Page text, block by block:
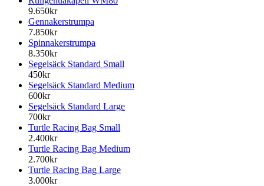
9.650kr
Gennakerstrumpa
7.850kr
Spinnakerstrumpa
8.350kr
Segelsäck Standard Small
450kr
Segelsäck Standard Medium
600kr
Segelsäck Standard Large
700kr
Turtle Racing Bag Small
2.400kr
Turtle Racing Bag Medium
2.700kr
Turtle Racing Bag Large
3.000kr